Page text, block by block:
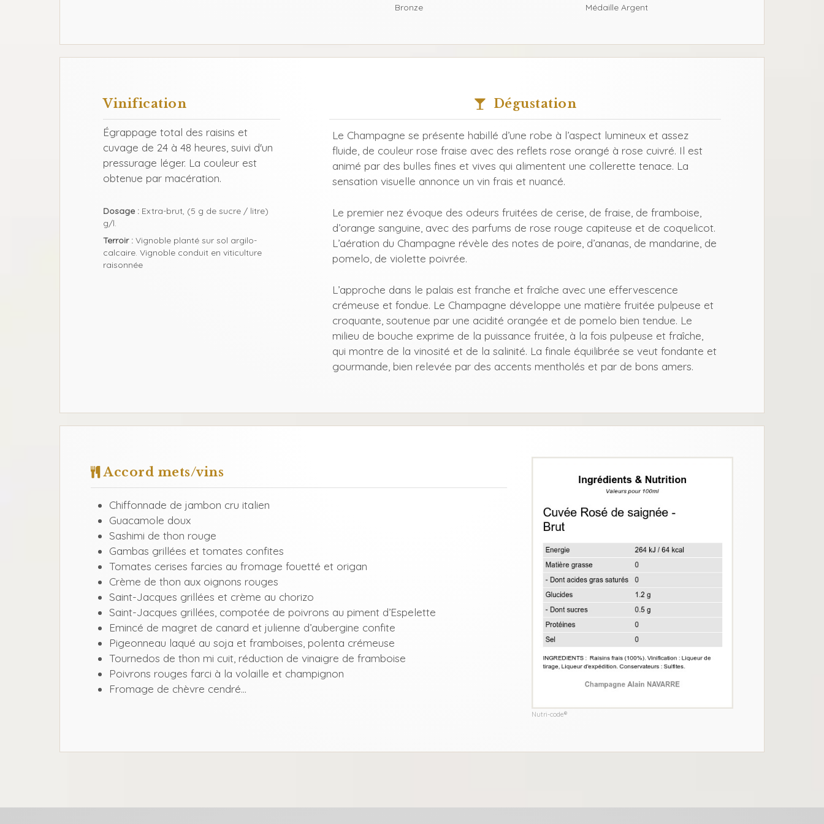
Bronze
Médaille Argent
Vinification
Égrappage total des raisins et
cuvage de 24 à 48 heures, suivi d'un
pressurage léger. La couleur est
obtenue par macération.
Dosage : Extra-brut, (5 g de sucre / litre)
g/l.
Terroir : Vignoble planté sur sol argilo-
calcaire. Vignoble conduit en viticulture
raisonnée
Dégustation
Le Champagne se présente habillé d’une robe à l’aspect lumineux et assez
fluide, de couleur rose fraise avec des reflets rose orangé à rose cuivré. Il est
animé par des bulles fines et vives qui alimentent une collerette tenace. La
sensation visuelle annonce un vin frais et nuancé.
Le premier nez évoque des odeurs fruitées de cerise, de fraise, de framboise,
d’orange sanguine, avec des parfums de rose rouge capiteuse et de coquelicot.
L’aération du Champagne révèle des notes de poire, d’ananas, de mandarine, de
pomelo, de violette poivrée.
L’approche dans le palais est franche et fraîche avec une effervescence
crémeuse et fondue. Le Champagne développe une matière fruitée pulpeuse et
croquante, soutenue par une acidité orangée et de pomelo bien tendue. Le
milieu de bouche exprime de la puissance fruitée, à la fois pulpeuse et fraîche,
qui montre de la vinosité et de la salinité. La finale équilibrée se veut fondante et
gourmande, bien relevée par des accents mentholés et par de bons amers.
Accord mets/vins
Chiffonnade de jambon cru italien
Guacamole doux
Sashimi de thon rouge
Gambas grillées et tomates confites
Tomates cerises farcies au fromage fouetté et origan
Crème de thon aux oignons rouges
Saint-Jacques grillées et crème au chorizo
Saint-Jacques grillées, compotée de poivrons au piment d’Espelette
Emincé de magret de canard et julienne d’aubergine confite
Pigeonneau laqué au soja et framboises, polenta crémeuse
Tournedos de thon mi cuit, réduction de vinaigre de framboise
Poivrons rouges farci à la volaille et champignon
Fromage de chèvre cendré…
Nutri-code®